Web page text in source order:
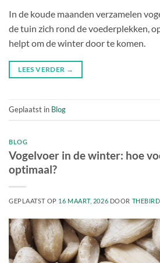
In de koude maanden verzamelen
de tuin zich rond de voederplekken,
helpt om de winter door te komen.
LEES VERDER →
Geplaatst in Blog
BLOG
Vogelvoer in de winter: hoe
optimaal?
GEPLAATST OP 16 MAART, 2026 DOOR